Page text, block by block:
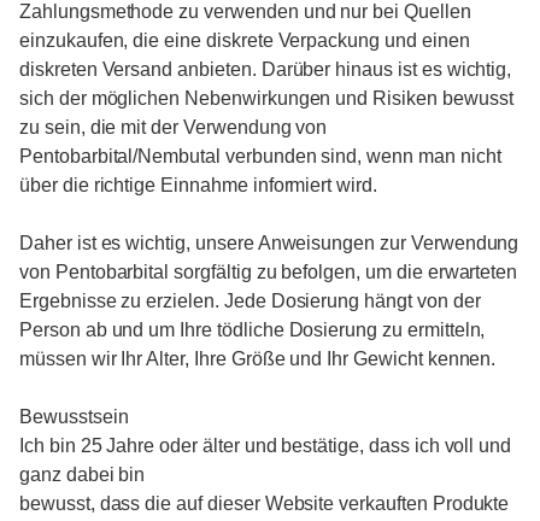
Zahlungsmethode zu verwenden und nur bei Quellen
einzukaufen, die eine diskrete Verpackung und einen
diskreten Versand anbieten. Darüber hinaus ist es wichtig,
sich der möglichen Nebenwirkungen und Risiken bewusst
zu sein, die mit der Verwendung von
Pentobarbital/Nembutal verbunden sind, wenn man nicht
über die richtige Einnahme informiert wird.
Daher ist es wichtig, unsere Anweisungen zur Verwendung
von Pentobarbital sorgfältig zu befolgen, um die erwarteten
Ergebnisse zu erzielen. Jede Dosierung hängt von der
Person ab und um Ihre tödliche Dosierung zu ermitteln,
müssen wir Ihr Alter, Ihre Größe und Ihr Gewicht kennen.
Bewusstsein
Ich bin 25 Jahre oder älter und bestätige, dass ich voll und
ganz dabei bin
bewusst, dass die auf dieser Website verkauften Produkte